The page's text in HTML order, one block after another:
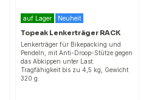
auf Lager Neuheit
Topeak Lenkerträger RACK
Lenkerträger für Bikepacking und
Pendeln, mit Anti-Droop-Stütze gegen
das Abkippen unter Last.
Tragfähigkeit bis zu 4,5 kg, Gewicht
320 g.